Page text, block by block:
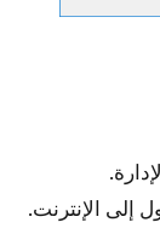
إلى الإنترنت.